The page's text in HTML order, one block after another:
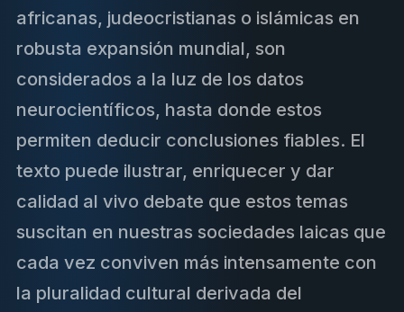
africanas, judeocristianas o islámicas en
robusta expansión mundial, son
considerados a la luz de los datos
neurocientíficos, hasta donde estos
permiten deducir conclusiones fiables. El
texto puede ilustrar, enriquecer y dar
calidad al vivo debate que estos temas
suscitan en nuestras sociedades laicas que
cada vez conviven más intensamente con
la pluralidad cultural derivada del